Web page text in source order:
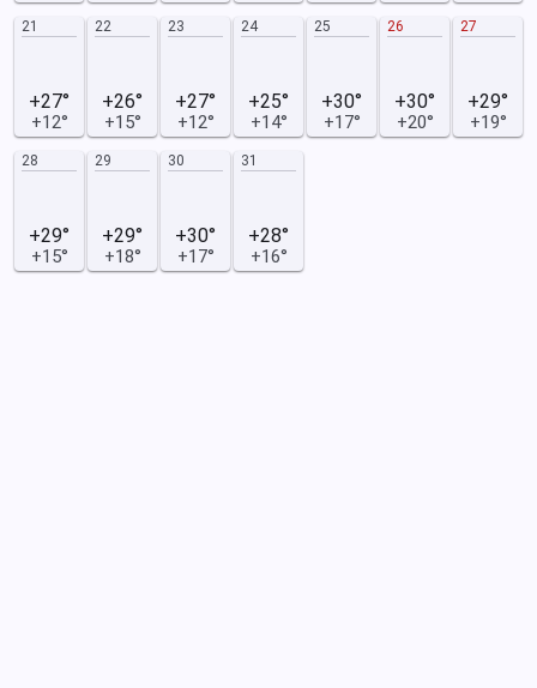
21
+27°
+12°
22
+26°
+15°
23
+27°
+12°
24
+25°
+14°
25
+30°
+17°
26
+30°
+20°
27
+29°
+19°
28
+29°
+15°
29
+29°
+18°
30
+30°
+17°
31
+28°
+16°